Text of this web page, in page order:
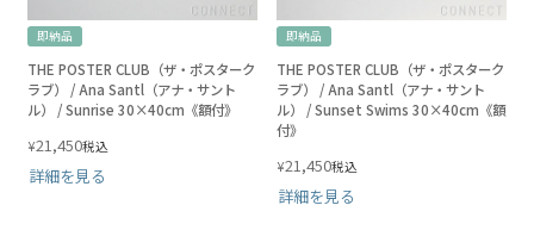
即納品
THE POSTER CLUB（ザ・ポスターク
ラブ） / Ana Santl（アナ・サント
ル） / Sunrise 30×40cm《額付》
¥21,450税込
詳細を見る
即納品
THE POSTER CLUB（ザ・ポスターク
ラブ） / Ana Santl（アナ・サント
ル） / Sunset Swims 30×40cm《額
付》
¥21,450税込
詳細を見る